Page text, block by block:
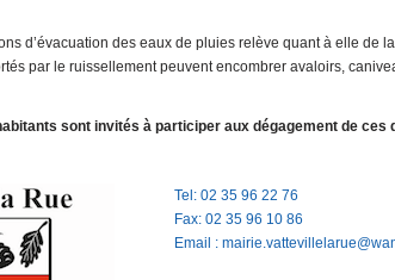
d’évacuation des eaux de pluies relève quant à elle de
par le ruissellement peuvent encombrer avaloirs,
sont invités à participer aux dégagement de ces
Tel: 02 35 96 22 76
Fax: 02 35 96 10 86
Email :